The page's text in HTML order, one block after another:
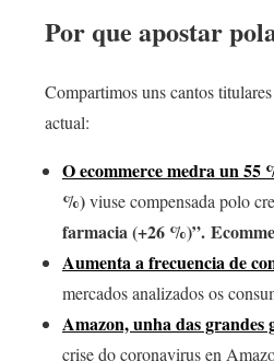
Por que apostar
Compartimos uns cantos
actual:
O ecommerce medra un 55
%)viuse compensada polo
farmacia (+26 %)”.
Aumenta a frecuencia de
mercados analizados os
Amazon, unha das grandes
crise do coronavirus en